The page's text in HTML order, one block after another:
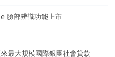
臉部辨識功能上市
最大規模國際銀團社會貸款